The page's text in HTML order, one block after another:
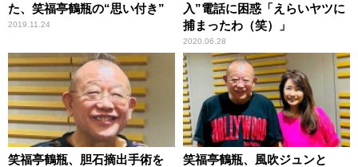
た、笑福亭鶴瓶の“思い付き”
2019.11.24
入”電話に困惑「えらいヤツに
捕まったわ（笑）」
2020.06.28
笑福亭鶴瓶、胆石摘出手術を
笑福亭鶴瓶、風吹ジュンと